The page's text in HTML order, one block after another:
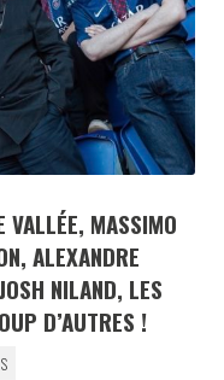
VALLÉE, MASSIMO
ALEXANDRE
NILAND, LES
D’AUTRES !